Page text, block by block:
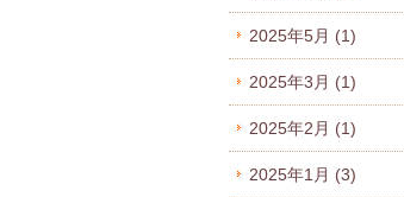
2025年5月 (1)
2025年3月 (1)
2025年2月 (1)
2025年1月 (3)